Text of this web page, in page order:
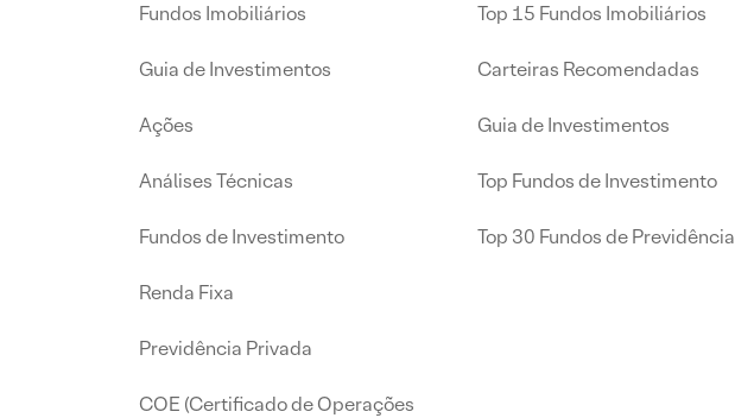
Fundos Imobiliários
Guia de Investimentos
Ações
Análises Técnicas
Fundos de Investimento
Renda Fixa
Previdência Privada
COE (Certificado de Operações
Top 15 Fundos Imobiliários
Carteiras Recomendadas
Guia de Investimentos
Top Fundos de Investimento
Top 30 Fundos de Previdência